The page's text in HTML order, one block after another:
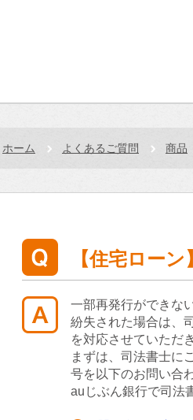
ホーム よくあるご質問 商品
【住宅ロー
一部再発行ができな
紛失された場合は、
を対応させていただ
まずは、司法書士に
号を以下のお問い合
auじぶん銀行で司法